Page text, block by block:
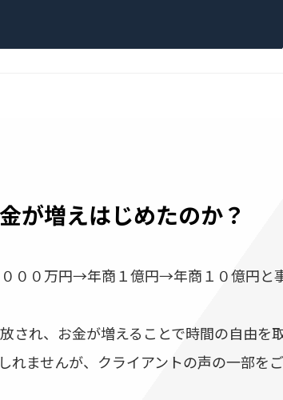
が増えはじめたのか？
００万円→年商１億円→年商１０億円と
され、お金が増えることで時間の自由を
ませんが、クライアントの声の一部をご